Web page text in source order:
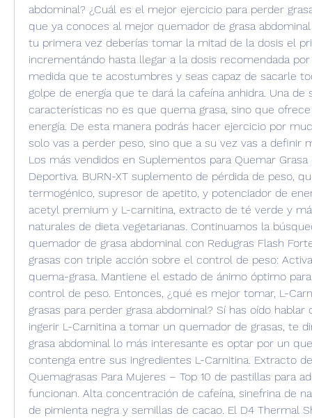
abdominal? ¿Cuál es el mejor ejercicio para perder
que ya conoces al mejor quemador de grasa
tu primera vez deberías tomar la mitad de la dosis el
incrementándo hasta llegar a la dosis recomendada
medida que te acostumbres y seas capaz de sacarle
golpe de energía que te dará la cafeína anhidra. Una de
características no es que quema grasa, sino que
energía. De esta manera podrás hacer ejercicio por
solo vas a perder peso, sino que a su vez vas a definir
Los más vendidos en Suplementos para Quemar
Deportiva. BURN-XT suplemento de pérdida de peso,
termogénico, supresor de apetito, y potenciador de
acetyl premium y L-carnitina, extracto de té verde y
naturales de dieta vegetarianas. Continuamos la
quemador de grasa abdominal con Redugras Flash
grasas con triple acción sobre el control de peso:
quema-grasa. Mantiene el estado de ánimo óptimo
control de peso. Entonces, ¿qué es mejor tomar, L-
grasas para perder grasa abdominal? Sí has oído
ingerir L-Carnitina a tomar un quemador de grasas, te
grasa abdominal lo más interesante es optar por un
contenga entre sus ingredientes L-Carnitina. Extracto
Quemagrasas Para Mujeres – Top 10 de pastillas para
funcionan. Alta concentración de cafeína, sinefrina de
de pimienta negra y semillas de cacao. El D4 Thermal